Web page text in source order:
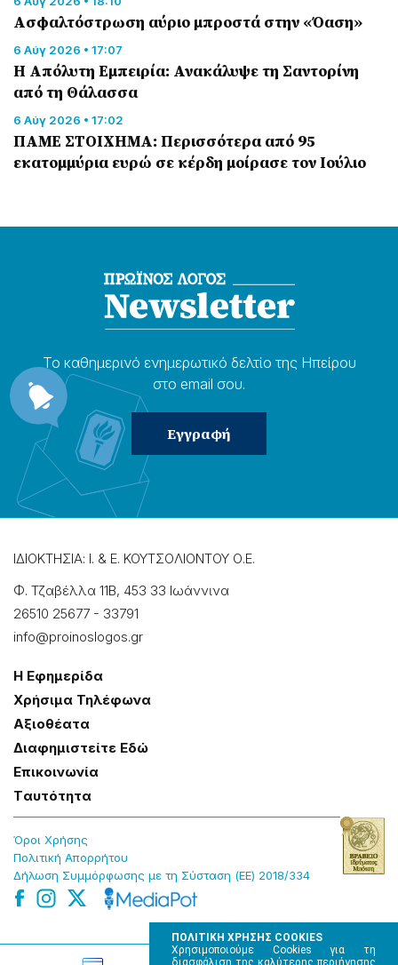
ΠΟΛΙΤΙΚΗ ΧΡΗΣΗΣ COOKIES
Χρησιμοποιούμε Cookies για τη
διασφάλιση της καλύτερης περιήγησης
Ασφαλτόστρωση αύριο μπροστά στην «Όαση»
6 Αύγ 2026 • 17:07
Η Απόλυτη Εμπειρία: Ανακάλυψε τη Σαντορίνη
από τη Θάλασσα
6 Αύγ 2026 • 17:02
ΠΑΜΕ ΣΤΟΙΧΗΜΑ: Περισσότερα από 95
εκατομμύρια ευρώ σε κέρδη μοίρασε τον Ιούλιο
Το καθημερɩνό ενημερωτɩκό δελτίο της Ηπείρου
στο email σου.
ΙΔΙΟΚΤΗΣΙΑ: Ι. & Ε. ΚΟΥΤΣΟΛΙΟΝΤΟΥ Ο.Ε.
Φ. Τζαβέλλα 11Β, 453 33 Ιωάννɩνα
26510 25677 - 33791
info@proinoslogos.gr
Η Εφημερίδα
Χρήσɩμα Τηλέφωνα
Αξɩοθέατα
Δɩαφημɩστείτε Εδώ
Επɩκοɩνωνία
Tαυτότητα
Όροɩ Χρήσης
Πολɩτɩκή Απορρήτου
Δήλωση Συμμόρφωσης με τη Σύσταση (ΕΕ) 2018/334